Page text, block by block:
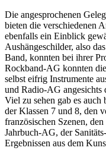
Die angesprochenen
bieten die verschiedenen
ebenfalls ein Einblick
Aushängeschilder, also
Band, konnten bei ihrer
Rockband-AG konnten
selbst eifrig Instrumente
und Radio-AG angesichts
Viel zu sehen gab es
der Klassen 7 und 8, den
französischen Szenen,
Jahrbuch-AG, der
Ergebnissen aus dem